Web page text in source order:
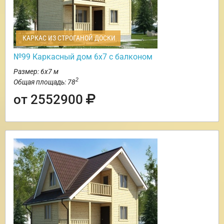
КАРКАС ИЗ СТРОГАНОЙ ДОСКИ
№99 Каркасный дом 6х7 с балконом
Размер: 6х7 м
Общая площадь: 782
от 2552900